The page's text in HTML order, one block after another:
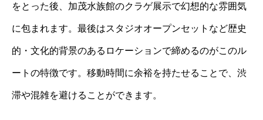
をとった後、加茂水族館のクラゲ展示で幻想的な雰囲気
に包まれます。最後はスタジオオープンセットなど歴史
的・文化的背景のあるロケーションで締めるのがこのル
ートの特徴です。移動時間に余裕を持たせることで、渋
滞や混雑を避けることができます。